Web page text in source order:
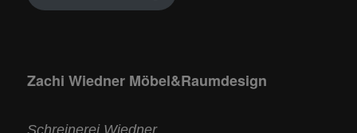
Zachi Wiedner Möbel&Raumdesign
Schreinerei Wiedner